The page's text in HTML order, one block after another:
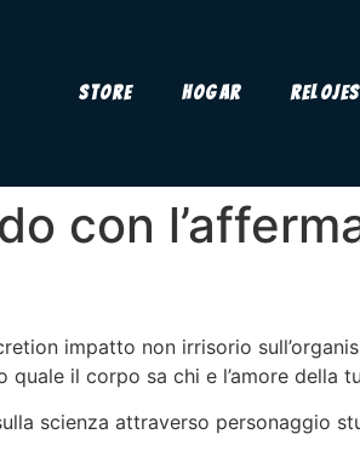
Store Hogar
con
impatto non irrisorio
il corpo sa chi e l’amore della
scienza attraverso personaggio